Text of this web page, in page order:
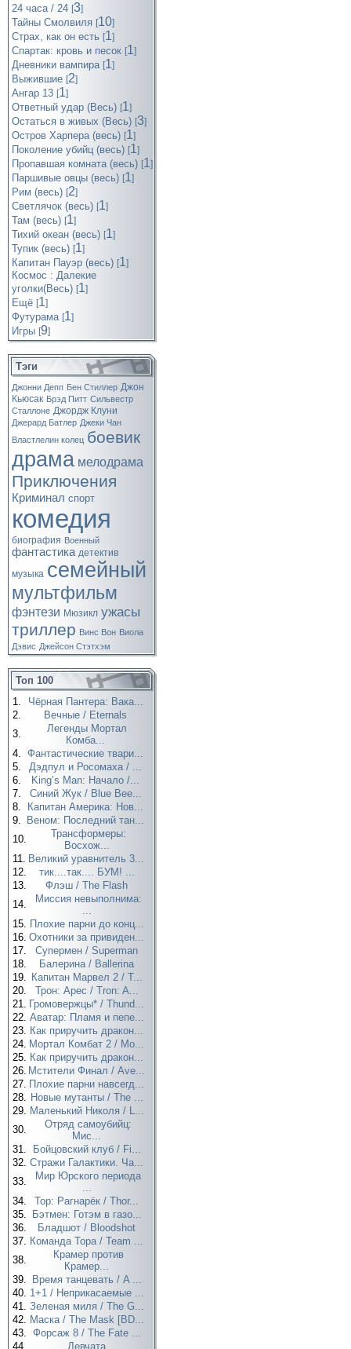
24 часа / 24 [3]
Тайны Смолвиля [10]
Страх, как он есть [1]
Спартак: кровь и песок [1]
Дневники вампира [1]
Выжившие [2]
Ангар 13 [1]
Ответный удар (Весь) [1]
Остаться в живых (Весь) [3]
Остров Харпера (весь) [1]
Поколение убийц (весь) [1]
Пропавшая комната (весь) [1]
Паршивые овцы (весь) [1]
Рим (весь) [2]
Светлячок (весь) [1]
Там (весь) [1]
Тихий океан (весь) [1]
Тупик (весь) [1]
Капитан Пауэр (весь) [1]
Космос : Далекие
уголки(Весь) [1]
Ещё [1]
Футурама [1]
Игры [9]
Тэги
Джонни Депп Бен Стиллер Джон
Кьюсак Брэд Питт Сильвестр
Сталлоне Джордж Клуни
Джерард Батлер Джеки Чан
Властлелин колец боевик
драма мелодрама
Приключения
Криминал спорт
комедия
биография Военный
фантастика детектив
музыка семейный
мультфильм
фэнтези Мюзикл ужасы
триллер Винс Вон Виола
Дэвис Джейсон Стэтхэм
Топ 100
1.
Чёрная Пантера: Вака...
2.
Вечные / Eternals
3.
Легенды Мортал
Комба...
4. Фантастические твари...
5.
Дэдпул и Росомаха / ...
6.
King’s Man: Начало /...
7.
Синий Жук / Blue Bee...
8.
Капитан Америка: Нов...
9.
Веном: Последний тан...
10.
Трансформеры:
Восхож...
11. Великий уравнитель 3...
12.
тик....так.... БУМ! ...
13.
Флэш / The Flash
14.
Миссия невыполнима:
...
15. Плохие парни до конц...
16. Охотники за привиден...
17.
Супермен / Superman
18.
Балерина / Ballerina
19. Капитан Марвел 2 / T...
20.
Трон: Арес / Tron: A...
21. Громовержцы* / Thund...
22. Аватар: Пламя и пепе...
23. Как приручить дракон...
24. Мортал Комбат 2 / Mo...
25. Как приручить дракон...
26. Мстители Финал / Ave...
27. Плохие парни навсегд...
28. Новые мутанты / The ...
29. Маленький Николя / L...
30.
Отряд самоубийц:
Мис...
31.
Бойцовский клуб / Fi...
32. Стражи Галактики. Ча...
33.
Мир Юрского периода
...
34.
Тор: Рагнарёк / Thor...
35.
Бэтмен: Готэм в газо...
36.
Бладшот / Bloodshot
37. Команда Тора / Team ...
38.
Крамер против
Крамер...
39.
Время танцевать / A ...
40. 1+1 / Неприкасаемые ...
41. Зеленая миля / The G...
42. Маска / The Mask [BD...
43. Форсаж 8 / The Fate ...
44.
Девчата